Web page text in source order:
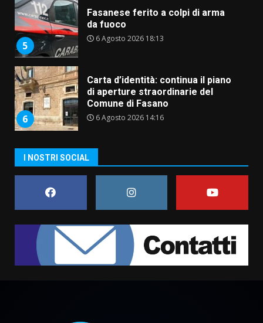
6
Carta d’identità: continua il piano
di aperture straordinarie del
Comune di Fasano
6 Agosto 2026 14:16
7
Grazia Neglia, coordinatrice
cittadina di Fratelli d’Italia,
pronta a tornare in Consiglio
comunale
6 Agosto 2026 08:00
grande spettacolo con Uccio De
Santis
8 Agosto 2026 07:30
2
Sostenibile: premiati gli studenti
universitari del bando “La strada
giusta”
I NOSTRI SOCIAL